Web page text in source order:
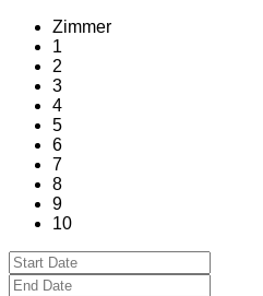
Zimmer
1
2
3
4
5
6
7
8
9
10